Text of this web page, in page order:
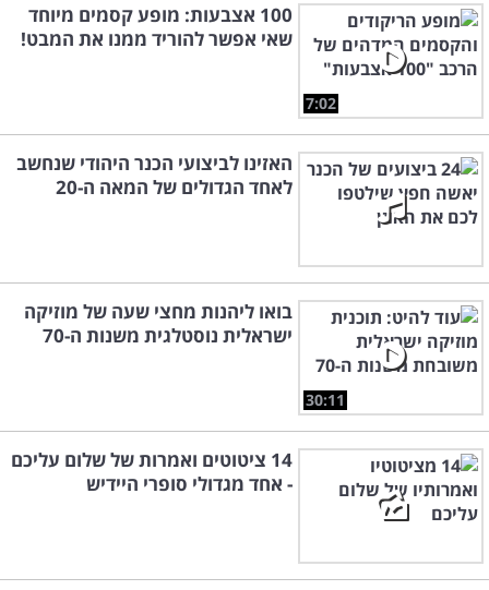
7:02
100 אצבעות: מופע קסמים מיוחד
שאי אפשר להוריד ממנו את המבט!
האזינו לביצועי הכנר היהודי שנחשב
לאחד הגדולים של המאה ה-20
30:11
בואו ליהנות מחצי שעה של מוזיקה
ישראלית נוסטלגית משנות ה-70
14 ציטוטים ואמרות של שלום עליכם
- אחד מגדולי סופרי היידיש